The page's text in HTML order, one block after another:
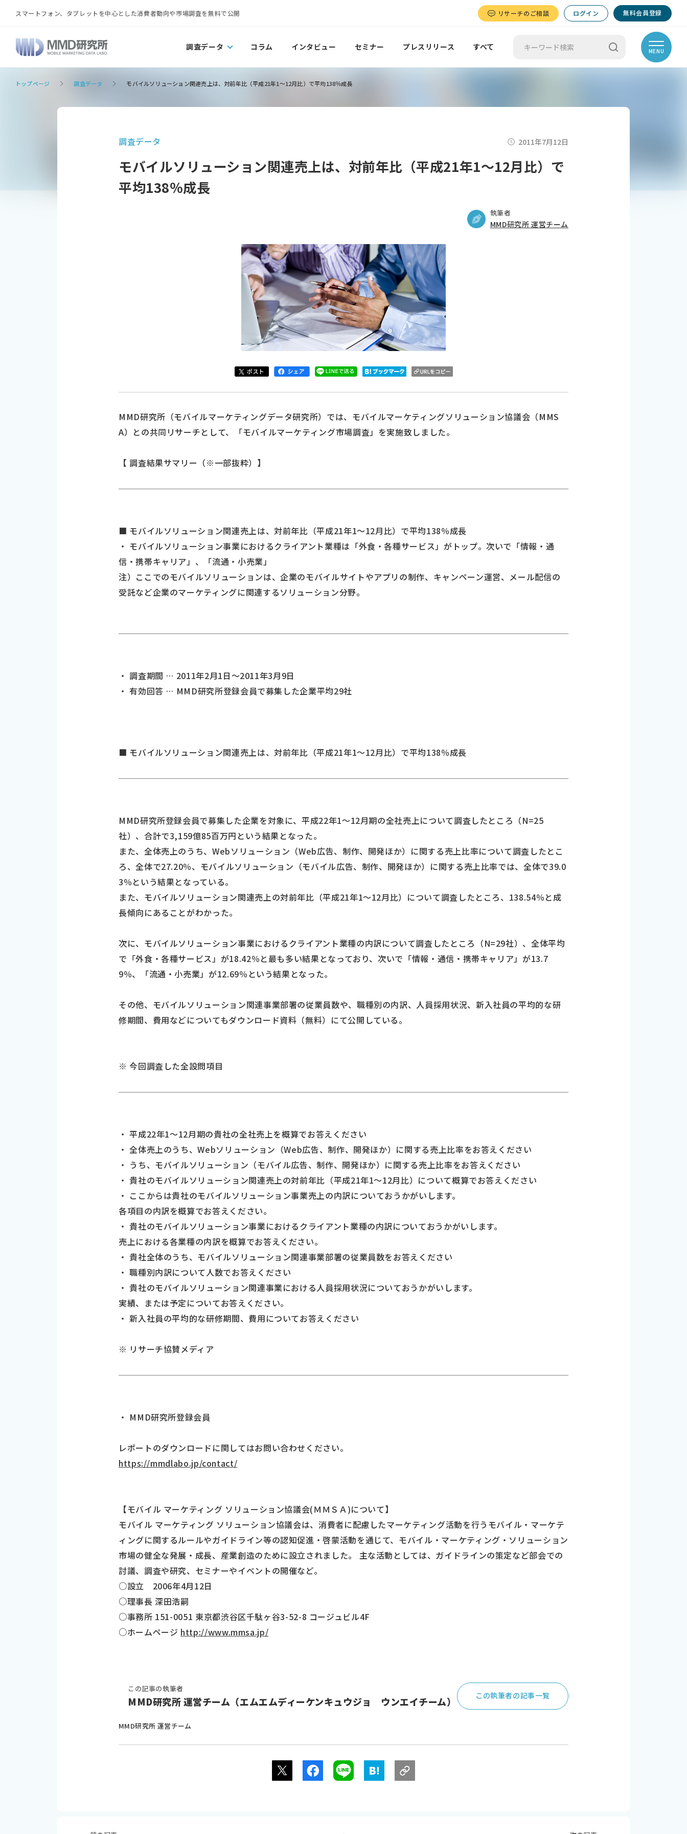
スマートフォン、タブレットを中心とした消費者動向や市場調査を無料で公開 リサーチのご相談 ログイン 無料会員登録
調査データ コラム インタビュー セミナー プレスリリース すべて MENU
トップページ 調査データ モバイルソリューション関連売上は、対前年比（平成21年1～12月比）で平均138％成長
調査データ 2011年7月12日
モバイルソリューション関連売上は、対前年比（平成21年1～12月比）で
平均138％成長
執筆者
MMD研究所 運営チーム
MMD研究所（モバイルマーケティングデータ研究所）では、モバイルマーケティングソリューション協議会（MMS
A）との共同リサーチとして、「モバイルマーケティング市場調査」を実施致しました。
【 調査結果サマリー（※一部抜粋）】
■ モバイルソリューション関連売上は、対前年比（平成21年1～12月比）で平均138％成長
・ モバイルソリューション事業におけるクライアント業種は「外食・各種サービス」がトップ。次いで「情報・通
信・携帯キャリア」、「流通・小売業」
注）ここでのモバイルソリューションは、企業のモバイルサイトやアプリの制作、キャンペーン運営、メール配信の
受託など企業のマーケティングに関連するソリューション分野。
・ 調査期間 … 2011年2月1日～2011年3月9日
・ 有効回答 … MMD研究所登録会員で募集した企業平均29社
■ モバイルソリューション関連売上は、対前年比（平成21年1～12月比）で平均138％成長
MMD研究所登録会員で募集した企業を対象に、平成22年1～12月期の全社売上について調査したところ（N=25
社）、合計で3,159億85百万円という結果となった。
また、全体売上のうち、Webソリューション（Web広告、制作、開発ほか）に関する売上比率について調査したとこ
ろ、全体で27.20％、モバイルソリューション（モバイル広告、制作、開発ほか）に関する売上比率では、全体で39.0
3％という結果となっている。
また、モバイルソリューション関連売上の対前年比（平成21年1～12月比）について調査したところ、138.54％と成
長傾向にあることがわかった。
次に、モバイルソリューション事業におけるクライアント業種の内訳について調査したところ（N=29社）、全体平均
で「外食・各種サービス」が18.42％と最も多い結果となっており、次いで「情報・通信・携帯キャリア」が13.7
9％、「流通・小売業」が12.69％という結果となった。
その他、モバイルソリューション関連事業部署の従業員数や、職種別の内訳、人員採用状況、新入社員の平均的な研
修期間、費用などについてもダウンロード資料（無料）にて公開している。
※ 今回調査した全設問項目
・ 平成22年1～12月期の貴社の全社売上を概算でお答えください
・ 全体売上のうち、Webソリューション（Web広告、制作、開発ほか）に関する売上比率をお答えください
・ うち、モバイルソリューション（モバイル広告、制作、開発ほか）に関する売上比率をお答えください
・ 貴社のモバイルソリューション関連売上の対前年比（平成21年1～12月比）について概算でお答えください
・ ここからは貴社のモバイルソリューション事業売上の内訳についておうかがいします。
各項目の内訳を概算でお答えください。
・ 貴社のモバイルソリューション事業におけるクライアント業種の内訳についておうかがいします。
売上における各業種の内訳を概算でお答えください。
・ 貴社全体のうち、モバイルソリューション関連事業部署の従業員数をお答えください
・ 職種別内訳について人数でお答えください
・ 貴社のモバイルソリューション関連事業における人員採用状況についておうかがいします。
実績、または予定についてお答えください。
・ 新入社員の平均的な研修期間、費用についてお答えください
※ リサーチ協賛メディア
・ MMD研究所登録会員
レポートのダウンロードに関してはお問い合わせください。
https://mmdlabo.jp/contact/
【モバイル マーケティング ソリューション協議会(ＭＭＳＡ)について】
モバイル マーケティング ソリューション協議会は、消費者に配慮したマーケティング活動を行うモバイル・マーケテ
ィングに関するルールやガイドライン等の認知促進・啓蒙活動を通じて、モバイル・マーケティング・ソリューション
市場の健全な発展・成長、産業創造のために設立されました。 主な活動としては、ガイドラインの策定など部会での
討議、調査や研究、セミナーやイベントの開催など。
○設立 2006年4月12日
○理事長 深田浩嗣
○事務所 151-0051 東京都渋谷区千駄ヶ谷3-52-8 コージュビル4F
○ホームページ http://www.mmsa.jp/
この記事の執筆者
MMD研究所 運営チーム（エムエムディーケンキュウジョ ウンエイチーム）
MMD研究所 運営チーム
この執筆者の記事一覧